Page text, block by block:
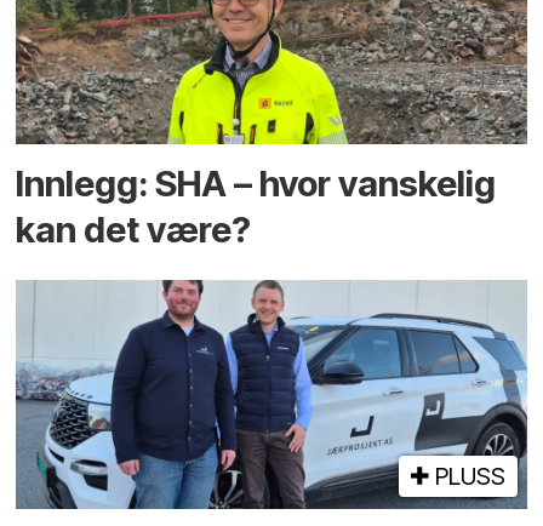
Innlegg: SHA – hvor vanskelig
kan det være?
PLUSS